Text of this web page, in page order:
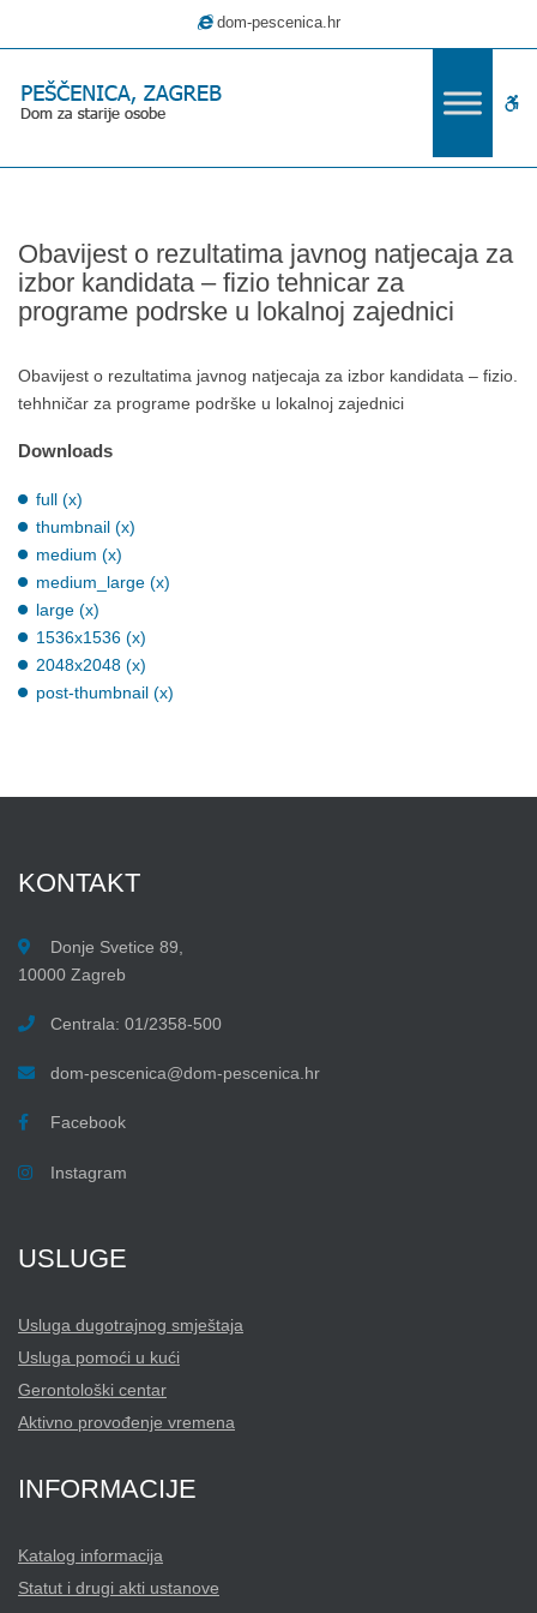
rezultatima
javnog
fizio
tehnicar
programe
podrske
lokalnoj
dom-pescenica.hr
Obavijest o rezultatima javnog natjecaja za
izbor kandidata – fizio tehnicar za
programe podrske u lokalnoj zajednici
Obavijest o rezultatima javnog natjecaja za izbor kandidata – fizio.
tehhničar za programe podrške u lokalnoj zajednici
Downloads
full (x)
thumbnail (x)
medium (x)
medium_large (x)
large (x)
1536x1536 (x)
2048x2048 (x)
post-thumbnail (x)
KONTAKT
Donje Svetice 89,
10000 Zagreb
Centrala: 01/2358-500
dom-pescenica@dom-pescenica.hr
Facebook
Instagram
USLUGE
Usluga dugotrajnog smještaja
Usluga pomoći u kući
Gerontološki centar
Aktivno provođenje vremena
INFORMACIJE
Katalog informacija
Statut i drugi akti ustanove